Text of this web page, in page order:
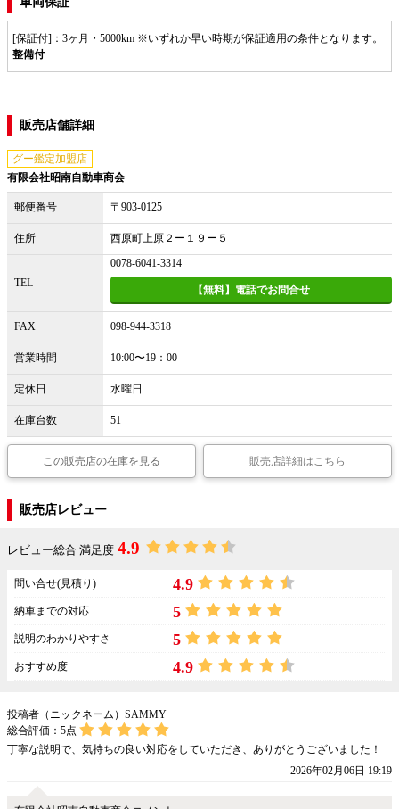
[保証付]：3ヶ月・5000km ※いずれか早い時期が保証適用の条件となります。
整備付
販売店舗詳細
グー鑑定加盟店
有限会社昭南自動車商会
郵便番号 〒903-0125
住所 西原町上原２ー１９ー５
TEL
0078-6041-3314
【無料】電話でお問合せ
FAX 098-944-3318
営業時間 10:00〜19：00
定休日 水曜日
在庫台数 51
この販売店の在庫を見る 販売店詳細はこちら
販売店レビュー
レビュー総合 満足度 4.9
問い合せ(見積り) 4.9
納車までの対応 5
説明のわかりやすさ 5
おすすめ度 4.9
投稿者（ニックネーム）SAMMY
総合評価： 5点
丁寧な説明で、気持ちの良い対応をしていただき、ありがとうございました！
2026年02月06日 19:19